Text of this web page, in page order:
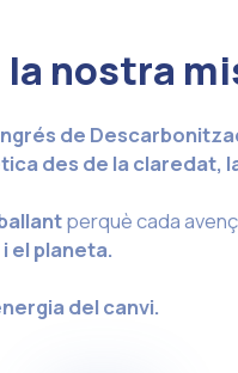
la nostra
de
des de la claredat,
perquè cada
el planeta.
del canvi.